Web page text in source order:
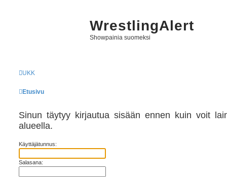
WrestlingAlert
Showpainia suomeksi
UKK
Etusivu
Sinun täytyy kirjautua sisään ennen kuin voit
alueella.
Käyttäjätunnus:
Salasana: